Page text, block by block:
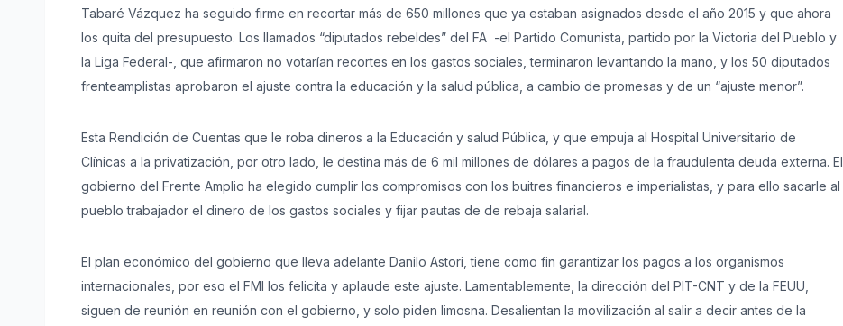
Tabaré Vázquez ha seguido firme en recortar más de 650 millones que ya estaban asignados desde el año 2015 y que ahora
los quita del presupuesto. Los llamados “diputados rebeldes” del FA -el Partido Comunista, partido por la Victoria del Pueblo y
la Liga Federal-, que afirmaron no votarían recortes en los gastos sociales, terminaron levantando la mano, y los 50 diputados
frenteamplistas aprobaron el ajuste contra la educación y la salud pública, a cambio de promesas y de un “ajuste menor”.
Esta Rendición de Cuentas que le roba dineros a la Educación y salud Pública, y que empuja al Hospital Universitario de
Clínicas a la privatización, por otro lado, le destina más de 6 mil millones de dólares a pagos de la fraudulenta deuda externa. El
gobierno del Frente Amplio ha elegido cumplir los compromisos con los buitres financieros e imperialistas, y para ello sacarle al
pueblo trabajador el dinero de los gastos sociales y fijar pautas de de rebaja salarial.
El plan económico del gobierno que lleva adelante Danilo Astori, tiene como fin garantizar los pagos a los organismos
internacionales, por eso el FMI los felicita y aplaude este ajuste. Lamentablemente, la dirección del PIT-CNT y de la FEUU,
siguen de reunión en reunión con el gobierno, y solo piden limosna. Desalientan la movilización al salir a decir antes de la